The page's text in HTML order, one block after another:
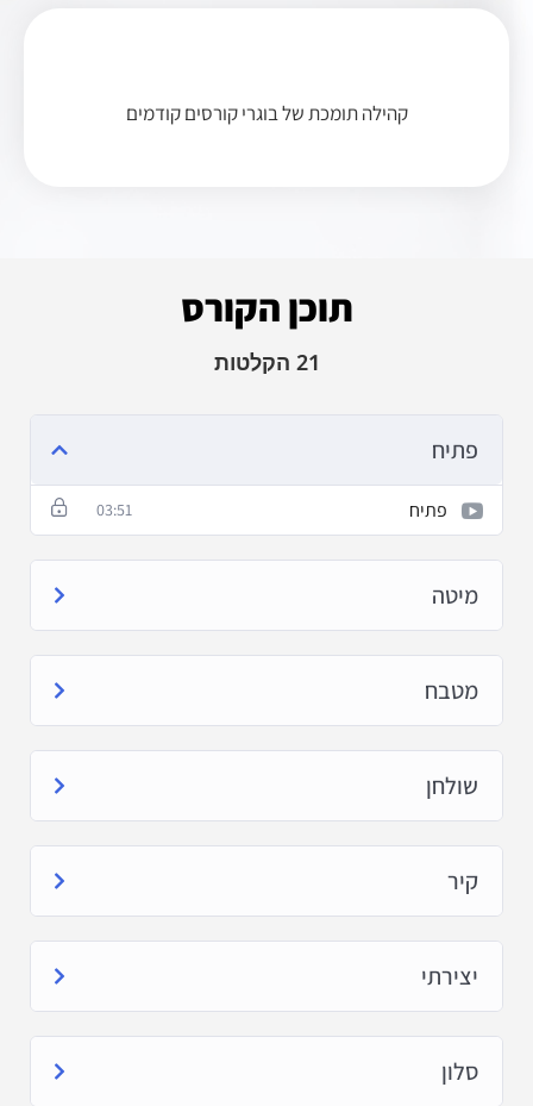
קהילה תומכת של בוגרי קורסים קודמים
תוכן הקורס
21 הקלטות
פתיח
פתיח 03:51
מיטה
מטבח
שולחן
קיר
יצירתי
סלון